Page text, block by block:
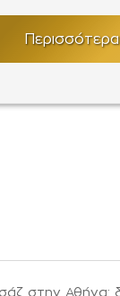
Περισσότερα
στην Αθήνα: